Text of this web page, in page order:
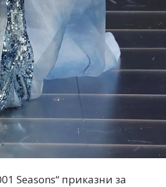
Seasons“ приказни за